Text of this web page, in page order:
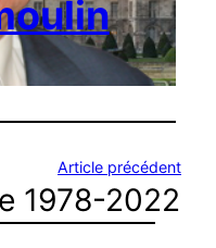
Article précédent
1978-2022